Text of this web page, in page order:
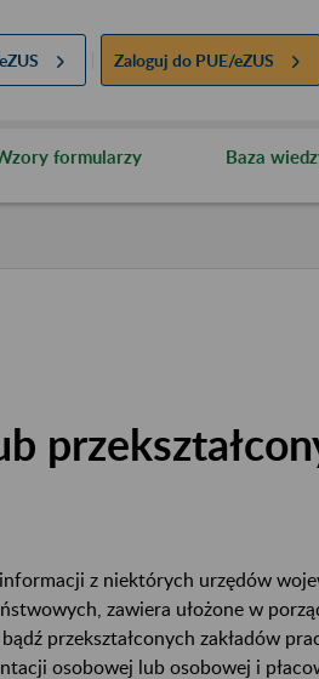
Zaloguj do PUE/eZUS
formularzy Baza
z niektórych urzędów
zawiera ułożone w
przekształconych zakładów
osobowej lub osobowej i